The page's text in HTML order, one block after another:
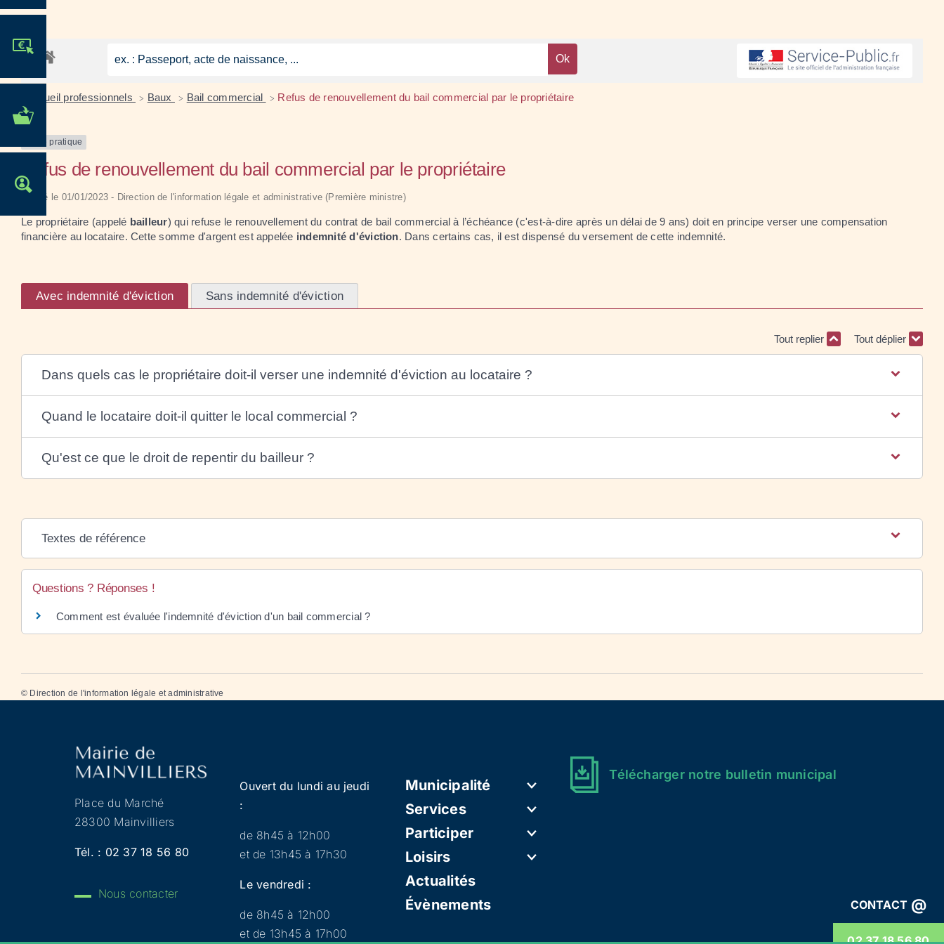
MES DÉMARCHES
CONTACT @
02 37 18 56 80
Accueil professionnels > Baux > Bail commercial > Refus de renouvellement du bail commercial par le propriétaire
Fiche pratique
Refus de renouvellement du bail commercial par le propriétaire
Vérifié le 01/01/2023 - Direction de l'information légale et administrative (Première ministre)
Le propriétaire (appelé bailleur) qui refuse le renouvellement du contrat de bail commercial à l’échéance (c'est-à-dire après un délai de 9 ans) doit en principe verser une compensation
financière au locataire. Cette somme d'argent est appelée indemnité d'éviction. Dans certains cas, il est dispensé du versement de cette indemnité.
Avec indemnité d'éviction Sans indemnité d'éviction
Tout replier Tout déplier
Dans quels cas le propriétaire doit-il verser une indemnité d'éviction au locataire ?
Quand le locataire doit-il quitter le local commercial ?
Qu'est ce que le droit de repentir du bailleur ?
Textes de référence
Questions ? Réponses !
Comment est évaluée l'indemnité d'éviction d'un bail commercial ?
© Direction de l'information légale et administrative
Place du Marché
28300 Mainvilliers
Tél. : 02 37 18 56 80
Nous contacter
Ouvert du lundi au jeudi
:
de 8h45 à 12h00
et de 13h45 à 17h30
Le vendredi :
de 8h45 à 12h00
et de 13h45 à 17h00
Municipalité
Services
Participer
Loisirs
Actualités
Évènements
Télécharger notre bulletin municipal